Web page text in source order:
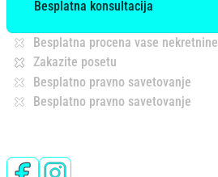
Besplatna konsultacija
Besplatna procena vase nekretnine
Zakazite posetu
Besplatno pravno savetovanje
Besplatno pravno savetovanje